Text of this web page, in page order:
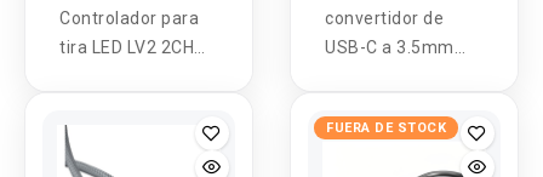
Controlador para
tira LED LV2 2CH
convertidor de
USB-C a 3.5mm
FUERA DE STOCK